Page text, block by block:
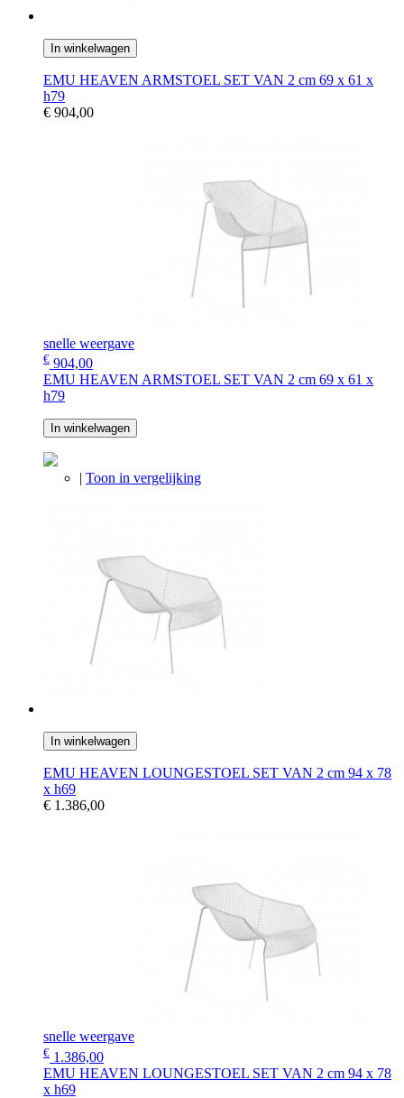
In winkelwagen
EMU HEAVEN ARMSTOEL SET VAN 2 cm 69 x 61 x
h79
€ 904,00
snelle weergave
€ 904,00
EMU HEAVEN ARMSTOEL SET VAN 2 cm 69 x 61 x
h79
In winkelwagen
| Toon in vergelijking
In winkelwagen
EMU HEAVEN LOUNGESTOEL SET VAN 2 cm 94 x 78
x h69
€ 1.386,00
snelle weergave
€ 1.386,00
EMU HEAVEN LOUNGESTOEL SET VAN 2 cm 94 x 78
x h69